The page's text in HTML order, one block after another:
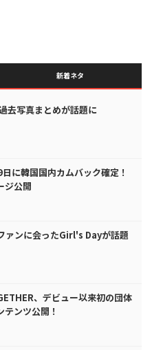
新着ネタ
去写真まとめが話題に
に韓国国内カムバック確定！
ジ公開
ァンに会ったGirl's Dayが話題
、デビュー以来初の団体
ンツ公開！